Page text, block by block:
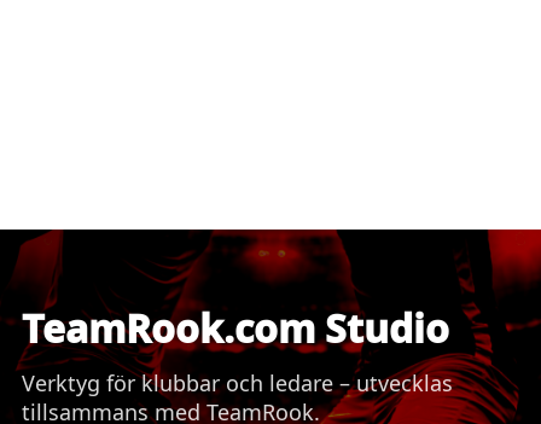
TeamRook.com Studio
Verktyg för klubbar och ledare – utvecklas
tillsammans med TeamRook.